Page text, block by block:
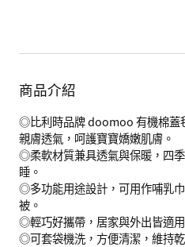
商品介紹
◎比利時品牌 doomoo 有機棉蓋
親膚透氣，呵護寶寶嬌嫩肌膚。
◎柔軟材質兼具透氣與保暖，四
睡。
◎多功能用途設計，可用作哺乳
被。
◎輕巧好攜帶，居家與外出皆適用
◎可套袋機洗，方便清潔，維持